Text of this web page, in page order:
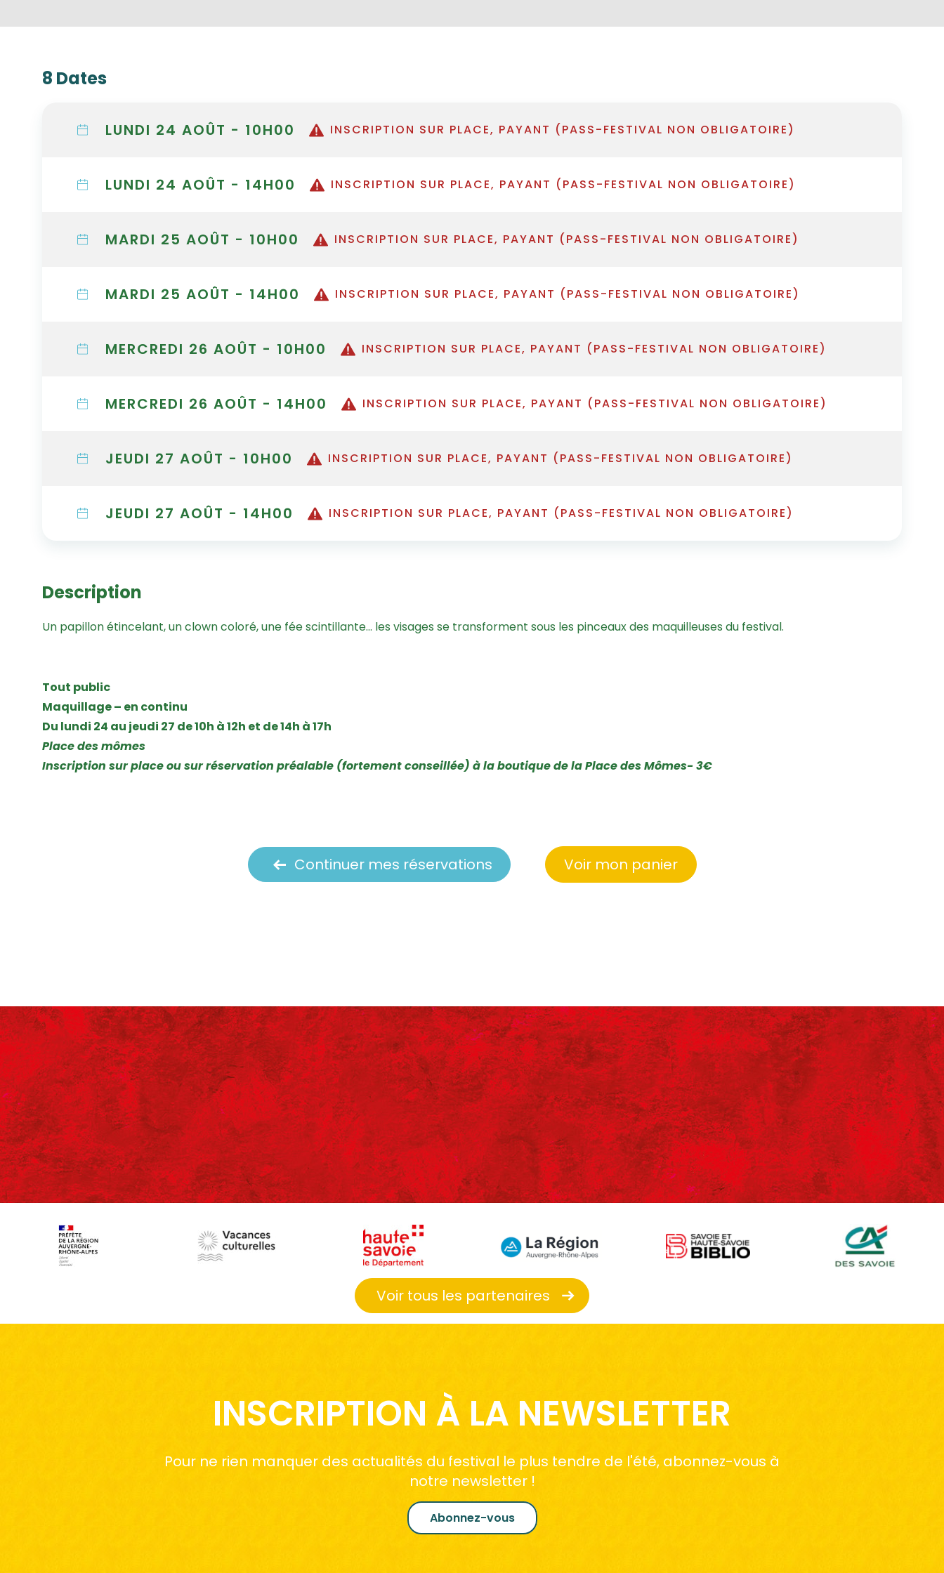
8 Dates
LUNDI 24 AOÛT - 10H00 INSCRIPTION SUR PLACE, PAYANT (PASS-FESTIVAL NON OBLIGATOIRE)
LUNDI 24 AOÛT - 14H00 INSCRIPTION SUR PLACE, PAYANT (PASS-FESTIVAL NON OBLIGATOIRE)
MARDI 25 AOÛT - 10H00 INSCRIPTION SUR PLACE, PAYANT (PASS-FESTIVAL NON OBLIGATOIRE)
MARDI 25 AOÛT - 14H00 INSCRIPTION SUR PLACE, PAYANT (PASS-FESTIVAL NON OBLIGATOIRE)
MERCREDI 26 AOÛT - 10H00 INSCRIPTION SUR PLACE, PAYANT (PASS-FESTIVAL NON OBLIGATOIRE)
MERCREDI 26 AOÛT - 14H00 INSCRIPTION SUR PLACE, PAYANT (PASS-FESTIVAL NON OBLIGATOIRE)
JEUDI 27 AOÛT - 10H00 INSCRIPTION SUR PLACE, PAYANT (PASS-FESTIVAL NON OBLIGATOIRE)
JEUDI 27 AOÛT - 14H00 INSCRIPTION SUR PLACE, PAYANT (PASS-FESTIVAL NON OBLIGATOIRE)
Description
Un papillon étincelant, un clown coloré, une fée scintillante… les visages se transforment sous les pinceaux des maquilleuses du festival.
Tout public
Maquillage – en continu
Du lundi 24 au jeudi 27 de 10h à 12h et de 14h à 17h
Place des mômes
Inscription sur place ou sur réservation préalable (fortement conseillée) à la boutique de la Place des Mômes- 3€
Continuer mes réservations Voir mon panier
Voir tous les partenaires
INSCRIPTION À LA NEWSLETTER
Pour ne rien manquer des actualités du festival le plus tendre de l'été, abonnez-vous à
notre newsletter !
Abonnez-vous